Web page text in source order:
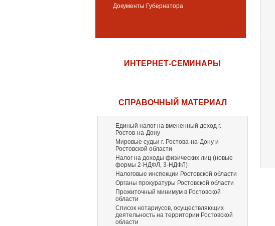
Документы Губернатора
ИНТЕРНЕТ-СЕМИНАРЫ
СПРАВОЧНЫЙ МАТЕРИАЛ
Единый налог на вмененный доход г.
Ростов-на-Дону
Мировые судьи г. Ростова-на-Дону и
Ростовской области
Налог на доходы физических лиц (новые
формы 2-НДФЛ, 3-НДФЛ)
Налоговые инспекции Ростовской области
Органы прокуратуры Ростовской области
Прожиточный минимум в Ростовской
области
Список нотариусов, осуществляющих
деятельность на территории Ростовской
области